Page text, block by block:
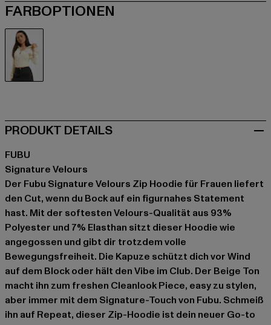
FARBOPTIONEN
PRODUKT DETAILS
FUBU
Signature Velours
Der Fubu Signature Velours Zip Hoodie für Frauen liefert
den Cut, wenn du Bock auf ein figurnahes Statement
hast. Mit der softesten Velours-Qualität aus 93%
Polyester und 7% Elasthan sitzt dieser Hoodie wie
angegossen und gibt dir trotzdem volle
Bewegungsfreiheit. Die Kapuze schützt dich vor Wind
auf dem Block oder hält den Vibe im Club. Der Beige Ton
macht ihn zum freshen Cleanlook Piece, easy zu stylen,
aber immer mit dem Signature-Touch von Fubu. Schmeiß
ihn auf Repeat, dieser Zip-Hoodie ist dein neuer Go-to